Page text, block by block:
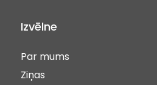
Izvēlne
Par mums
Ziņas